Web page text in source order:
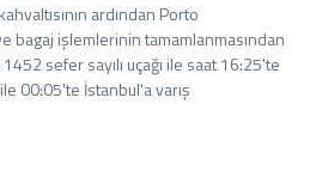
ardından Porto
bagaj işlemlerinin tamamlanmasından
sefer sayılı uçağı ile saat 16:25'te
00:05'te İstanbul'a varış